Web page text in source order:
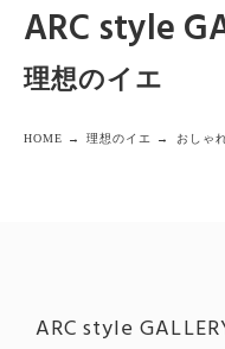
ARC style
理想のイエ
HOME → 理想のイエ → おしゃ
ARC style